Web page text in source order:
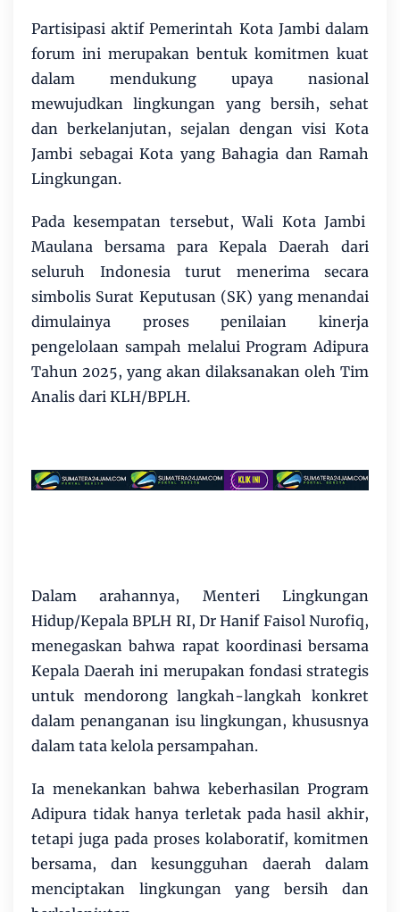
Partisipasi aktif Pemerintah Kota Jambi dalam
forum ini merupakan bentuk komitmen kuat
dalam mendukung upaya nasional
mewujudkan lingkungan yang bersih, sehat
dan berkelanjutan, sejalan dengan visi Kota
Jambi sebagai Kota yang Bahagia dan Ramah
Lingkungan.
Pada kesempatan tersebut, Wali Kota Jambi
Maulana bersama para Kepala Daerah dari
seluruh Indonesia turut menerima secara
simbolis Surat Keputusan (SK) yang menandai
dimulainya proses penilaian kinerja
pengelolaan sampah melalui Program Adipura
Tahun 2025, yang akan dilaksanakan oleh Tim
Analis dari KLH/BPLH.
Dalam arahannya, Menteri Lingkungan
Hidup/Kepala BPLH RI, Dr Hanif Faisol Nurofiq,
menegaskan bahwa rapat koordinasi bersama
Kepala Daerah ini merupakan fondasi strategis
untuk mendorong langkah-langkah konkret
dalam penanganan isu lingkungan, khususnya
dalam tata kelola persampahan.
Ia menekankan bahwa keberhasilan Program
Adipura tidak hanya terletak pada hasil akhir,
tetapi juga pada proses kolaboratif, komitmen
bersama, dan kesungguhan daerah dalam
menciptakan lingkungan yang bersih dan